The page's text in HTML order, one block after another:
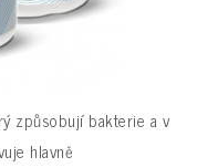
způsobují bakterie a v
hlavně